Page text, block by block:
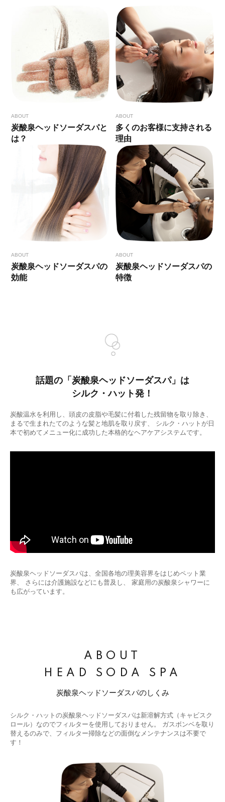
ABOUT
炭酸泉ヘッドソーダスパと
は？
ABOUT
多くのお客様に支持される
理由
ABOUT
炭酸泉ヘッドソーダスパの
効能
ABOUT
炭酸泉ヘッドソーダスパの
特徴
話題の「炭酸泉ヘッドソーダスパ」は
シルク・ハット発！
炭酸温水を利用し、頭皮の皮脂や毛髪に付着した残留物を取り除き、
まるで生まれたてのような髪と地肌を取り戻す、
シルク・ハットが日
本で初めてメニュー化に成功した本格的なヘアケアシステムです。
炭酸泉ヘッドソーダスパは、全国各地の理美容界をはじめペット業
界、
さらには介護施設などにも普及し、 家庭用の炭酸泉シャワーに
も広がっています。
ABOUT
HEAD SODA SPA
炭酸泉ヘッドソーダスパのしくみ
シルク・ハットの炭酸泉ヘッドソーダスパは新溶解方式（キャビスク
ロール）なのでフィルターを使用しておりません。
ガスボンベを取り
替えるのみで、フィルター掃除などの面倒なメンテナンスは不要で
す！